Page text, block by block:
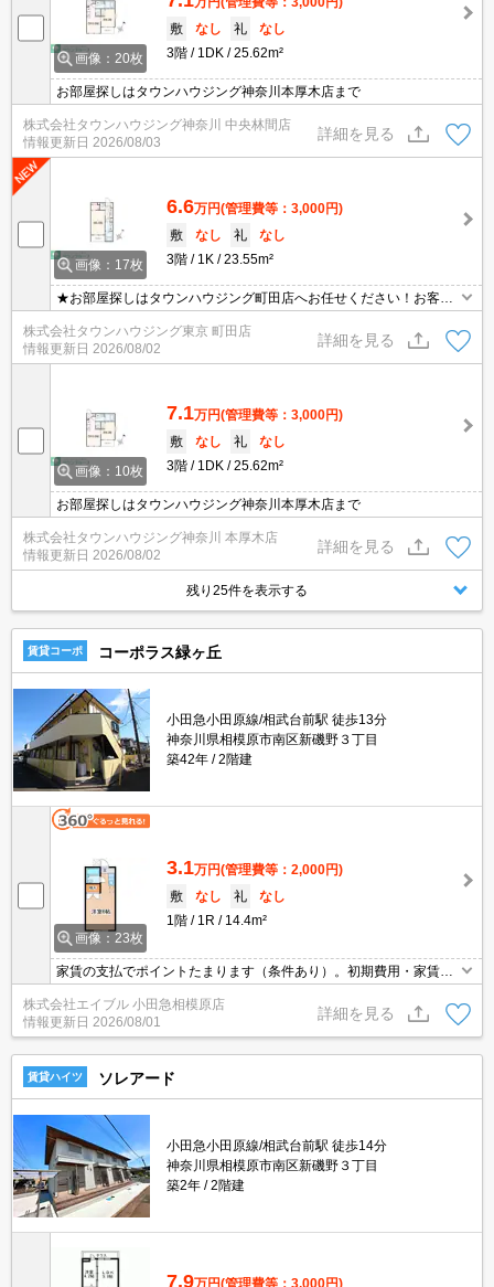
画像：20枚
敷
なし 礼
なし
3階
1DK 25.62m²
お部屋探しはタウンハウジング神奈川本厚木店まで
株式会社タウンハウジング神奈川 中央林間店
情報更新日 2026/08/03
詳細を見る
画像：17枚
6.6万円(管理費等：3,000円)
敷
なし 礼
なし
3階
1K 23.55m²
★お部屋探しはタウンハウジング町田店へお任せください！お客様
のご条件にピッタリなお部屋をご紹介可能です！！お引越しのプロ
が精一杯お手伝いさせていただきます！！★
株式会社タウンハウジング東京 町田店
情報更新日 2026/08/02
詳細を見る
画像：10枚
7.1万円(管理費等：3,000円)
敷
なし 礼
なし
3階
1DK 25.62m²
お部屋探しはタウンハウジング神奈川本厚木店まで
株式会社タウンハウジング神奈川 本厚木店
情報更新日 2026/08/02
詳細を見る
残り25件を表示する
賃貸コーポ コーポラス緑ヶ丘
小田急小田原線/相武台前駅 徒歩13分
神奈川県相模原市南区新磯野３丁目
築42年
2階建
画像：23枚
3.1万円(管理費等：2,000円)
敷
なし 礼
なし
1階
1R 14.4m²
家賃の支払でポイントたまります（条件あり）。初期費用・家賃カ
業者あり。8月14日までにご成約の方、1ヶ月後から家賃発生。
株式会社エイブル 小田急相模原店
情報更新日 2026/08/01
詳細を見る
賃貸ハイツ ソレアード
小田急小田原線/相武台前駅 徒歩14分
神奈川県相模原市南区新磯野３丁目
築2年
2階建
7.9万円(管理費等：3,000円)